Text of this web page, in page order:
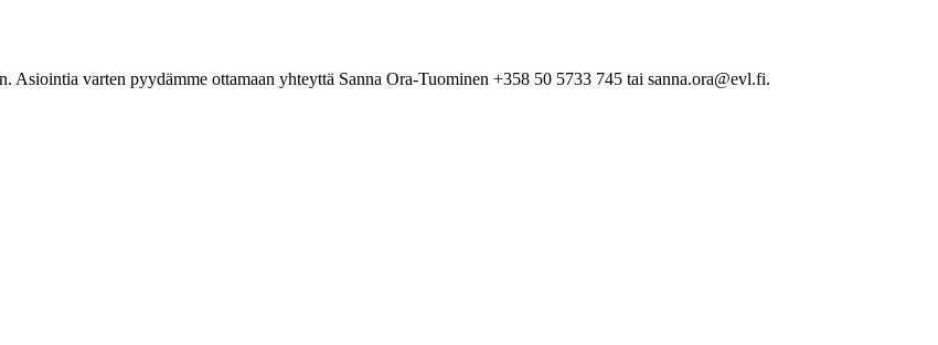
varten pyydämme ottamaan yhteyttä Sanna Ora-Tuominen +358 50 5733 745 tai sanna.ora@evl.fi.